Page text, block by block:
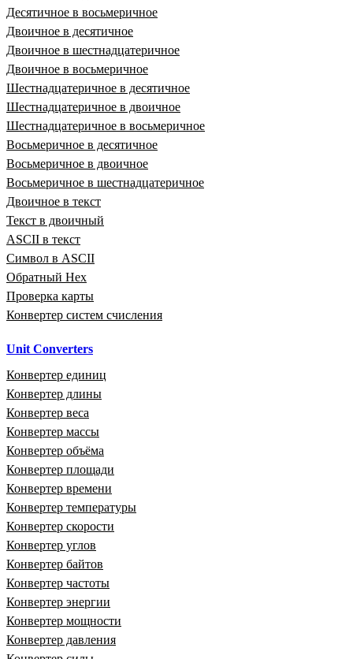
Десятичное в восьмеричное
Двоичное в десятичное
Двоичное в шестнадцатеричное
Двоичное в восьмеричное
Шестнадцатеричное в десятичное
Шестнадцатеричное в двоичное
Шестнадцатеричное в восьмеричное
Восьмеричное в десятичное
Восьмеричное в двоичное
Восьмеричное в шестнадцатеричное
Двоичное в текст
Текст в двоичный
ASCII в текст
Символ в ASCII
Обратный Hex
Проверка карты
Конвертер систем счисления
Unit Converters
Конвертер единиц
Конвертер длины
Конвертер веса
Конвертер массы
Конвертер объёма
Конвертер площади
Конвертер времени
Конвертер температуры
Конвертер скорости
Конвертер углов
Конвертер байтов
Конвертер частоты
Конвертер энергии
Конвертер мощности
Конвертер давления